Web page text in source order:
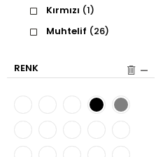
Kırmızı (1)
Muhtelif (26)
RENK